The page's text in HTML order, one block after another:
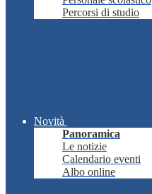
Percorsi di studio
Novità
Panoramica
Le notizie
Calendario eventi
Albo online